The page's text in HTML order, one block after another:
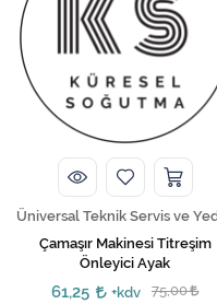
Çamaşır Makinesi Titreşim
Önleyici Ayak
61,25 +kdv 75,00